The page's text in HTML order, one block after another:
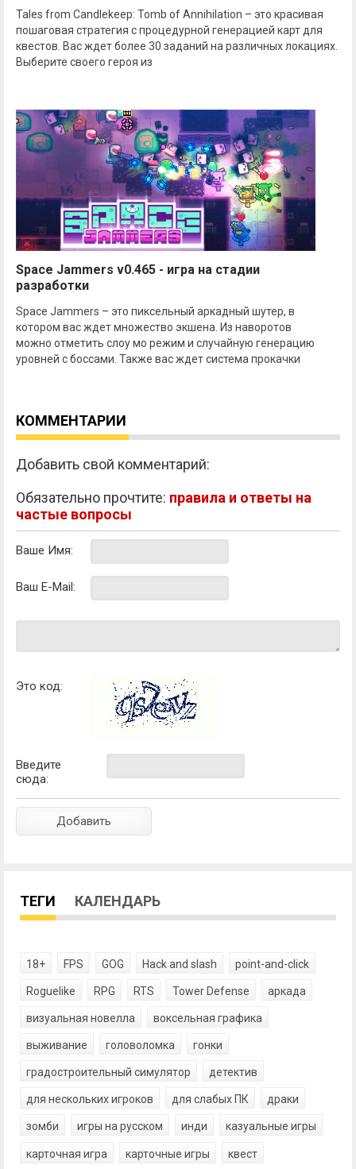
Tales from Candlekeep: Tomb of Annihilation – это красивая
пошаговая стратегия с процедурной генерацией карт для
квестов. Вас ждет более 30 заданий на различных локациях.
Выберите своего героя из
Space Jammers v0.465 - игра на стадии
разработки
Space Jammers – это пиксельный аркадный шутер, в
котором вас ждет множество экшена. Из наворотов
можно отметить слоу мо режим и случайную генерацию
уровней с боссами. Также вас ждет система прокачки
КОММЕНТАРИИ
Добавить свой комментарий:
Обязательно прочтите: правила и ответы на
частые вопросы
Ваше Имя:
Ваш E-Mail:
Это код:
Введите
сюда:
ТЕГИ КАЛЕНДАРЬ
18+ FPS GOG Hack and slash point-and-click
Roguelike RPG RTS Tower Defense аркада
визуальная новелла воксельная графика
выживание головоломка гонки
градостроительный симулятор детектив
для нескольких игроков для слабых ПК драки
зомби игры на русском инди казуальные игры
карточная игра карточные игры квест